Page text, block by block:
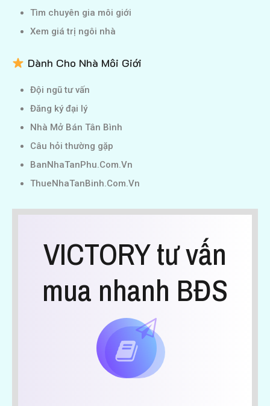
Tìm chuyên gia môi giới
Xem giá trị ngôi nhà
Dành Cho Nhà Môi Giới
Đội ngũ tư vấn
Đăng ký đại lý
Nhà Mở Bán Tân Bình
Câu hỏi thường gặp
BanNhaTanPhu.Com.Vn
ThueNhaTanBinh.Com.Vn
VICTORY tư vấn
mua nhanh BĐS